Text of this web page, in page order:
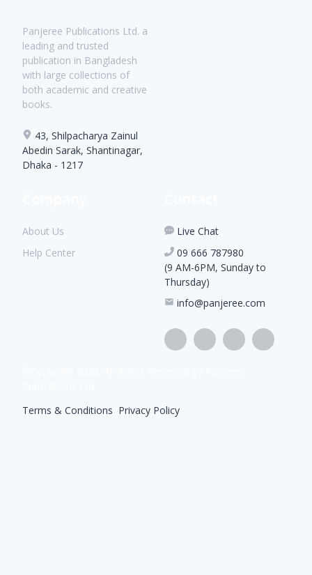
Panjeree Publications Ltd. a
leading and trusted
publication in Bangladesh
with large collections of
both academic and creative
books.
43, Shilpacharya Zainul
Abedin Sarak, Shantinagar,
Dhaka - 1217
About Us
Help Center
Live Chat
09 666 787980
(9 AM-6PM, Sunday to
Thursday)
info@panjeree.com
Terms & Conditions Privacy Policy